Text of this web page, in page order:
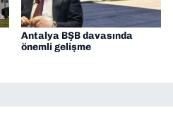
Antalya BŞB davasında
önemli gelişme